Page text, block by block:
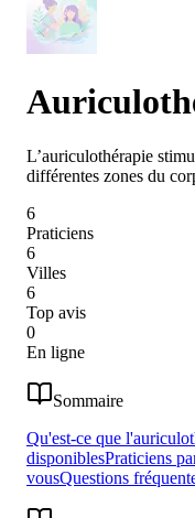
L’auriculothérapie
différentes zones du
6
Praticiens
6
Villes
6
Top avis
0
En ligne
Sommaire
Qu'est-ce que
disponiblesPraticiens
vousQuestions